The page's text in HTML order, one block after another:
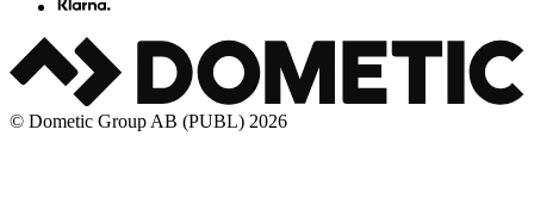
© Dometic Group AB (PUBL) 2026